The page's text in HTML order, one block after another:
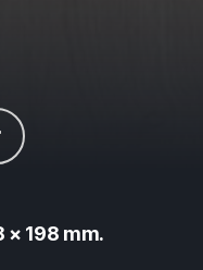
× 198 mm.